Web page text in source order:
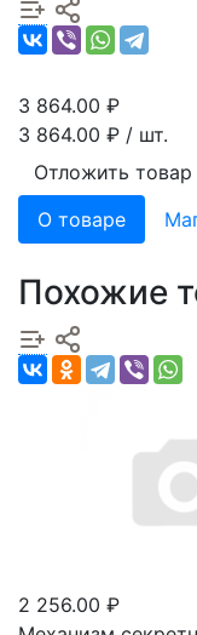
3 864.00 ₽
3 864.00 ₽ / шт.
Отложить товар
О товаре
Похожие
2 256.00 ₽